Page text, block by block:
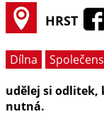
HRST
Dílna
udělej si odlitek,
nutná.